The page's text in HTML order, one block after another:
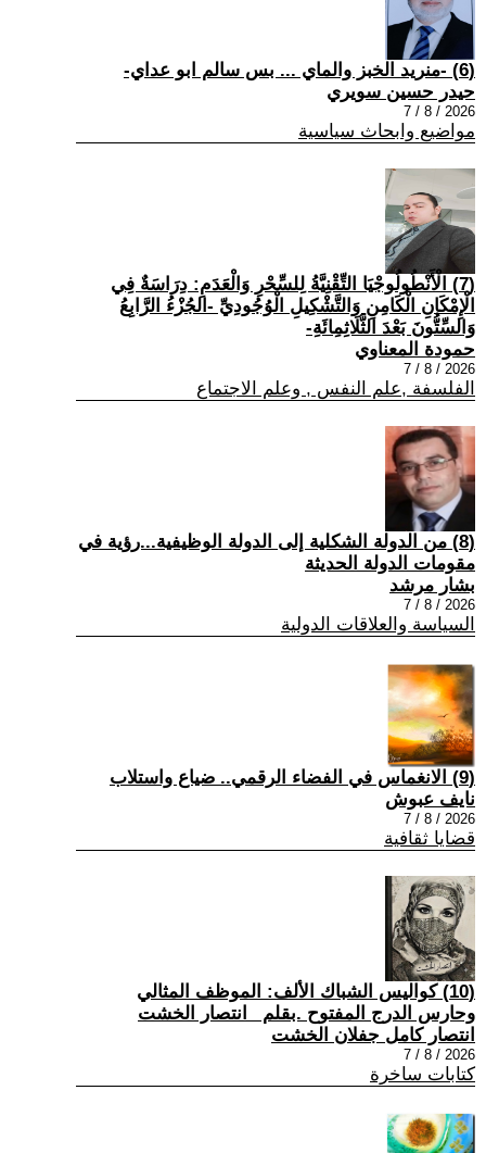
(6) -منريد الخبز والماي ... بس سالم ابو عداي-
حيدر حسين سويري
2026 / 8 / 7
مواضيع وابحاث سياسية
(7) الْأَنْطُولُوجْيَا التِّقْنِيَّةُ لِلسِّحْرِ وَالْعَدَمِ: دِرَاسَةٌ فِي
الْإِمْكَانِ الْكَامِنِ وَالتَّشْكِيلِ الْوُجُودِيِّ -الجُزْءُ الرَّابِعُ
وَالسِّتُّونَ بَعْدَ الثَّلَاثِمِائَةِ-
حمودة المعناوي
2026 / 8 / 7
الفلسفة ,علم النفس , وعلم الاجتماع
(8) من الدولة الشكلية إلى الدولة الوظيفية...رؤية في
مقومات الدولة الحديثة
بشار مرشد
2026 / 8 / 7
السياسة والعلاقات الدولية
(9) الانغماس في الفضاء الرقمي.. ضياع واستلاب
نايف عبوش
2026 / 8 / 7
قضايا ثقافية
(10) كواليس الشباك الألف: الموظف المثالي
وحارس الدرج المفتوح .بقلم _انتصار الخشت
انتصار كامل جفلان الخشت
2026 / 8 / 7
كتابات ساخرة